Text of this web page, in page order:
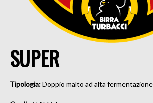
SUPER
Tipologia:Doppio malto ad alta fermentazione